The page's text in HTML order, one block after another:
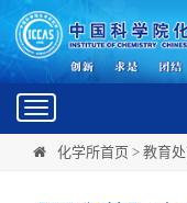
Toggle
navigation
化学所首页 > 教育